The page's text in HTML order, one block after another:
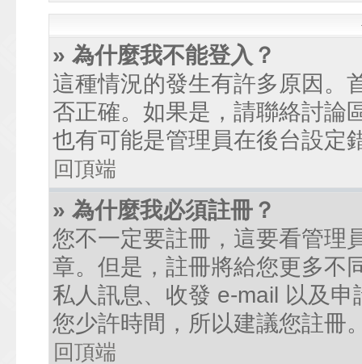
» 為什麼我不能登入？
這種情況的發生有許多原因。
否正確。如果是，請聯絡討論
也有可能是管理員在後台設定
回頂端
» 為什麼我必須註冊？
您不一定要註冊，這要看管理
章。但是，註冊將給您更多不
私人訊息、收發 e-mail 以及
您少許時間，所以建議您註冊
回頂端